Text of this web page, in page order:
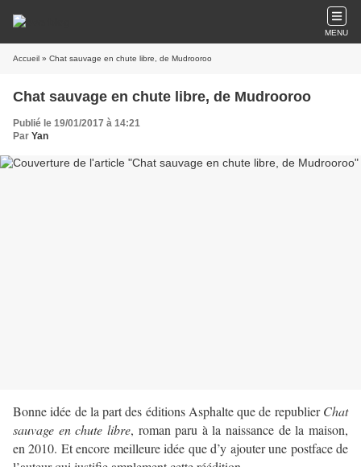
MENU
Accueil » Chat sauvage en chute libre, de Mudrooroo
Chat sauvage en chute libre, de Mudrooroo
Publié le 19/01/2017 à 14:21
Par Yan
Bonne idée de la part des éditions Asphalte que de republierChat
sauvage en chute libre, roman paru à la naissance de la maison,
en 2010. Et encore meilleure idée que d’y ajouter une postface de